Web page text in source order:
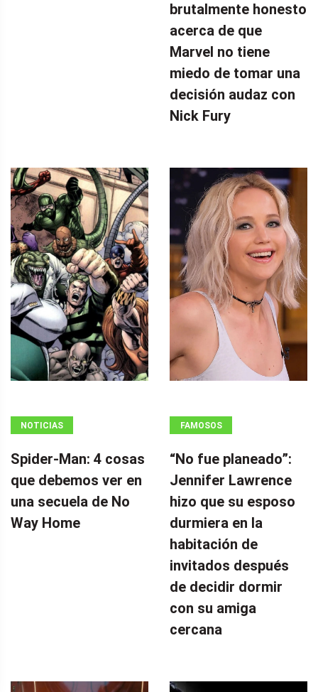
brutalmente honesto
acerca de que
Marvel no tiene
miedo de tomar una
decisión audaz con
Nick Fury
NOTICIAS
Spider-Man: 4 cosas
que debemos ver en
una secuela de No
Way Home
FAMOSOS
“No fue planeado”: ​​
Jennifer Lawrence
hizo que su esposo
durmiera en la
habitación de
invitados después
de decidir dormir
con su amiga
cercana